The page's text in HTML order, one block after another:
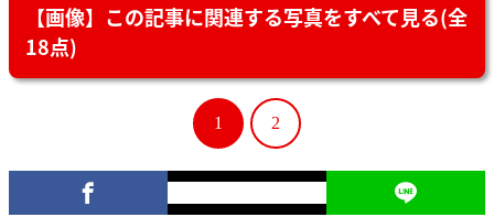
【画像】この記事に関連する写真をすべて見る(全
18点)
1 2